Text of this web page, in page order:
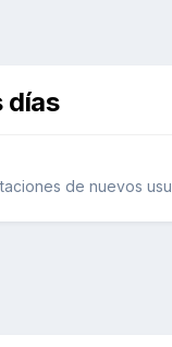
días
de nuevos